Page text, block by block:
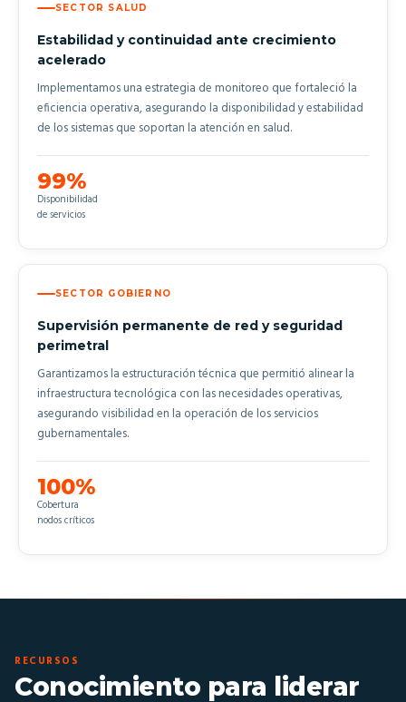
SECTOR SALUD
Estabilidad y continuidad ante crecimiento
acelerado
Implementamos una estrategia de monitoreo que fortaleció la
eficiencia operativa, asegurando la disponibilidad y estabilidad
de los sistemas que soportan la atención en salud.
99%
Disponibilidad
de servicios
SECTOR GOBIERNO
Supervisión permanente de red y seguridad
perimetral
Garantizamos la estructuración técnica que permitió alinear la
infraestructura tecnológica con las necesidades operativas,
asegurando visibilidad en la operación de los servicios
gubernamentales.
100%
Cobertura
nodos críticos
RECURSOS
Conocimiento para liderar